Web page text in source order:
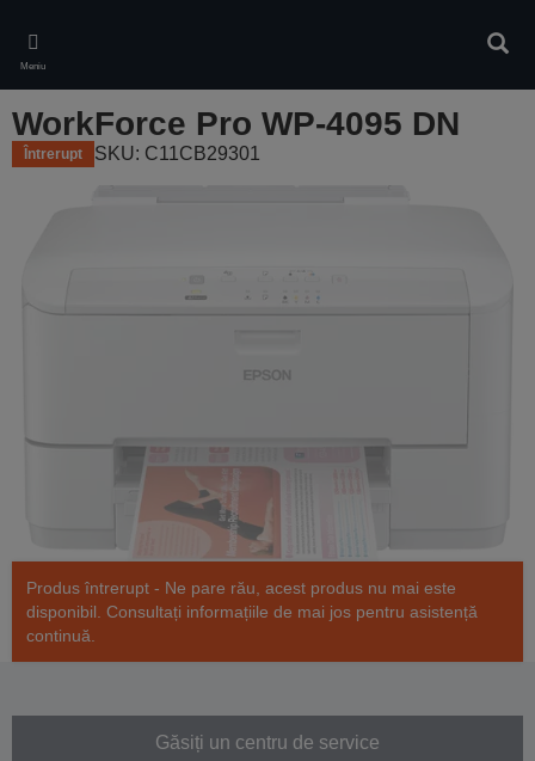
main
content
Meniu
WorkForce Pro WP-4095 DN
Întrerupt SKU: C11CB29301
Produs întrerupt - Ne pare rău, acest produs nu mai este
disponibil. Consultați informațiile de mai jos pentru asistență
continuă.
Găsiți un centru de service